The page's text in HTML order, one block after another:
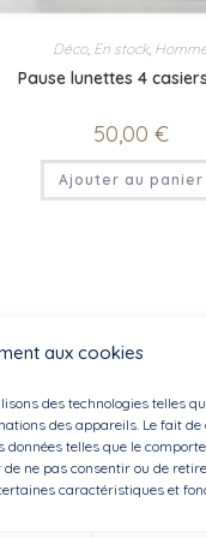
aux cookies
des technologies telles
des appareils. Le fait de
telles que le
ne pas consentir ou de
caractéristiques et
Déco, En stock,
Pause lunettes 4
50,00 €
Ajouter au panier
Facebook
E-mail